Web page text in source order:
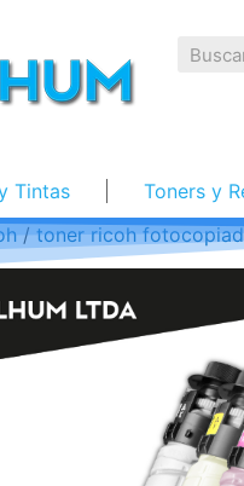
Tintas Toners y
/toner ricoh